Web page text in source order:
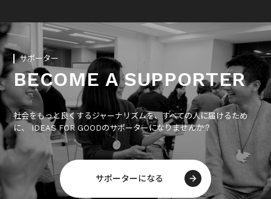
サポーター
BECOME A SUPPORTER
社会をもっと良くするジャーナリズムを、すべての人に届けるため
に、 IDEAS FOR GOODのサポーターになりませんか？
サポーターになる